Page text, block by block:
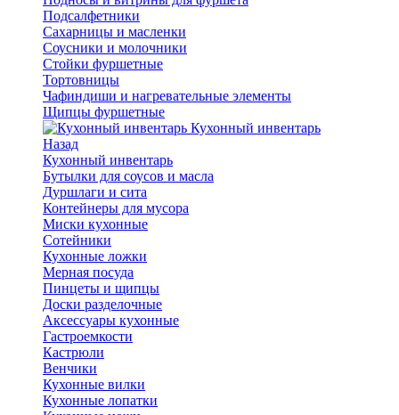
Подсалфетники
Сахарницы и масленки
Соусники и молочники
Стойки фуршетные
Тортовницы
Чафиндиши и нагревательные элементы
Щипцы фуршетные
Кухонный инвентарь
Назад
Кухонный инвентарь
Бутылки для соусов и масла
Дуршлаги и сита
Контейнеры для мусора
Миски кухонные
Сотейники
Кухонные ложки
Мерная посуда
Пинцеты и щипцы
Доски разделочные
Аксессуары кухонные
Гастроемкости
Кастрюли
Венчики
Кухонные вилки
Кухонные лопатки